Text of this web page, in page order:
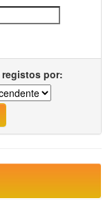
registos por: